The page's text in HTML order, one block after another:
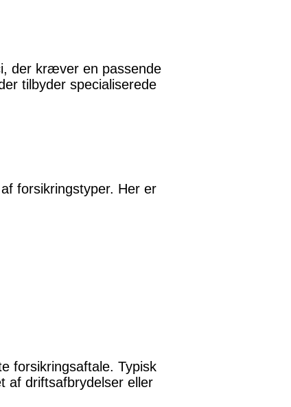
der kræver en passende
tilbyder specialiserede
forsikringstyper. Her er
forsikringsaftale. Typisk
af driftsafbrydelser eller